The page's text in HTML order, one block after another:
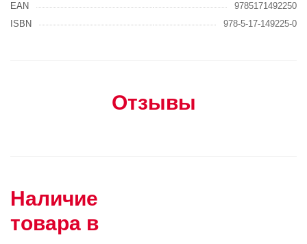
EAN
9785171492250
ISBN
978-5-17-149225-0
Отзывы
Наличие
товара в